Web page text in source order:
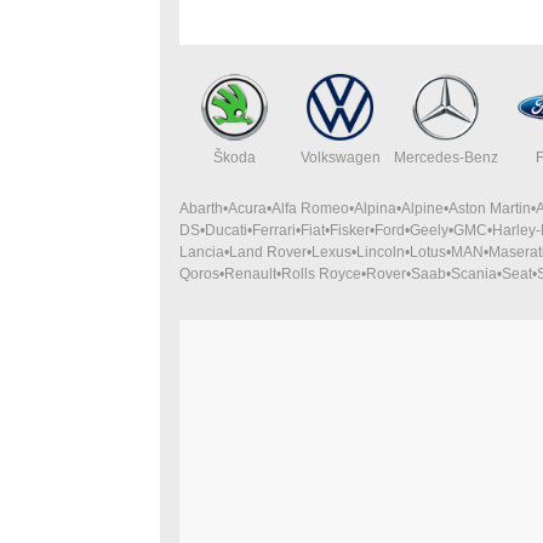
Škoda Volkswagen Mercedes-Benz
Abarth Acura Alfa Romeo Alpina Alpine Aston Martin
DS Ducati Ferrari Fiat Fisker Ford Geely GMC
Lancia Land Rover Lexus Lincoln Lotus MAN Maserati
Qoros Renault Rolls Royce Rover Saab Scania Seat